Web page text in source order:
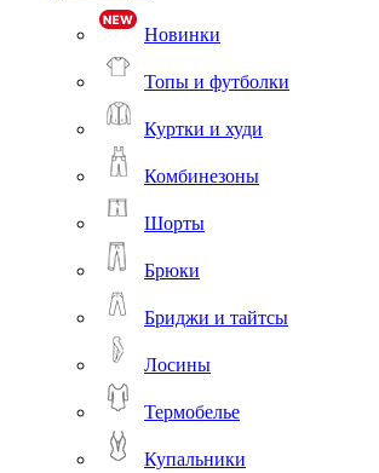
Новинки
Топы и футболки
Куртки и худи
Комбинезоны
Шорты
Брюки
Бриджи и тайтсы
Лосины
Термобелье
Купальники